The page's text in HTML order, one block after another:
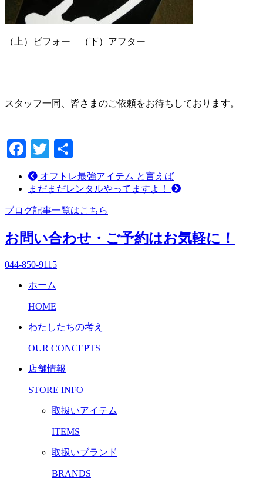
（上）ビフォー （下）アフター
スタッフ一同、皆さまのご依頼をお待ちしております。
Facebook
Twitter
有
オフトレ最強アイテム と言えば
まだまだレンタルやってますよ！
ブログ記事一覧はこちら
お問い合わせ・ご予約はお気軽に！
044-850-9115
ホーム
HOME
わたしたちの考え
OUR CONCEPTS
店舗情報
STORE INFO
取扱いアイテム
ITEMS
取扱いブランド
BRANDS